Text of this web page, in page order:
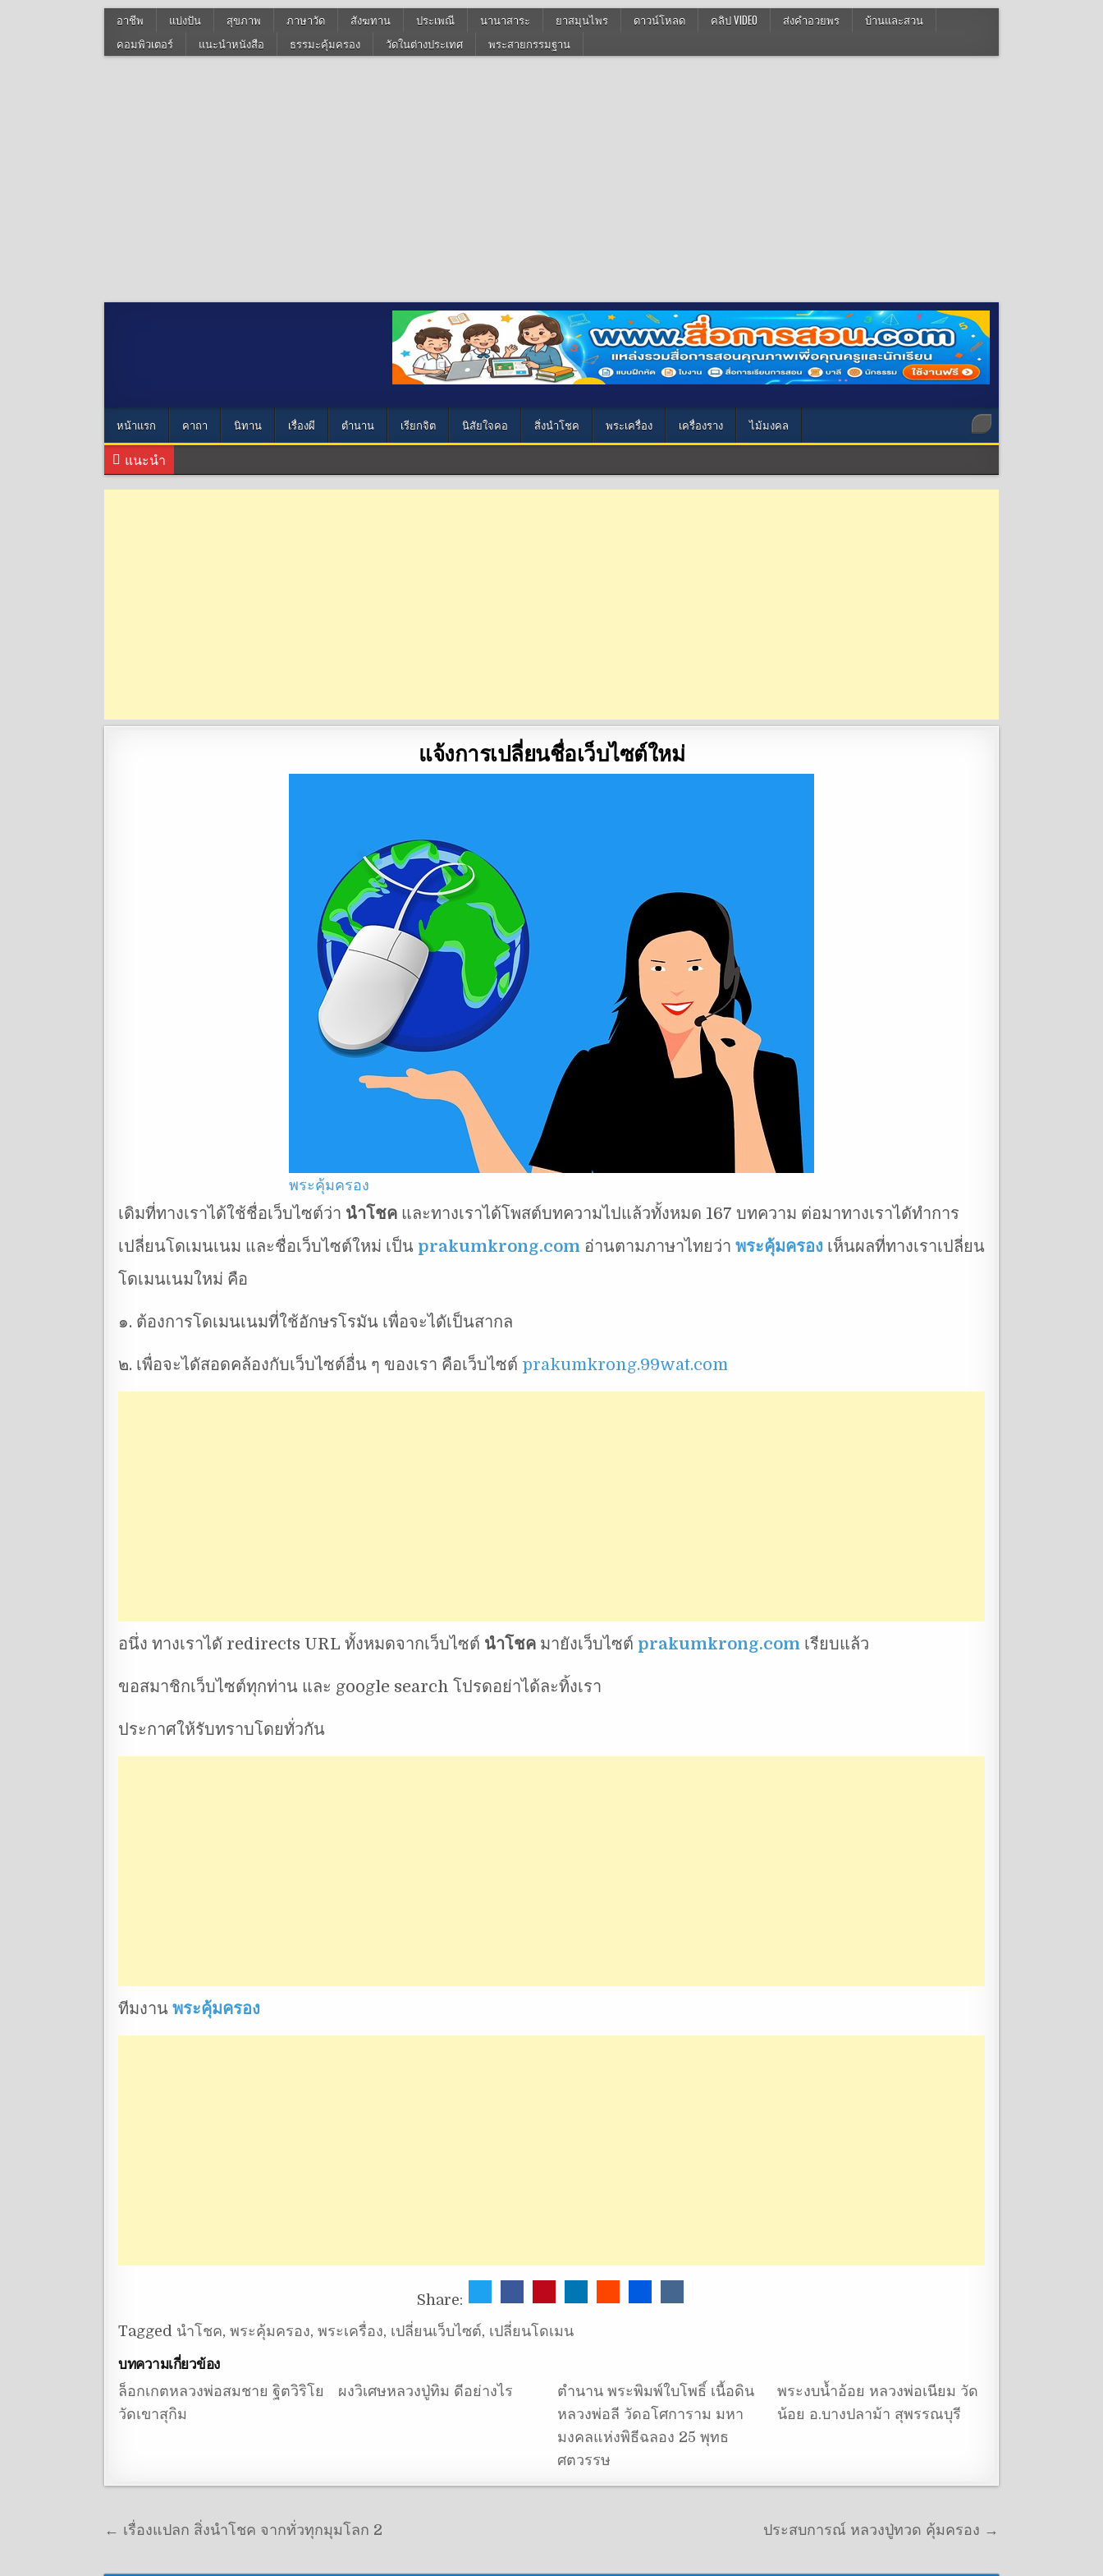
อาชีพ แบ่งปัน สุขภาพ ภาษาวัด สังฆทาน ประเพณี นานาสาระ ยาสมุนไพร ดาวน์โหลด คลิป VIDEO ส่งคำอวยพร
บ้านและสวน
คอมพิวเตอร์
แนะนำหนังสือ ธรรมะคุ้มครอง วัดในต่างประเทศ พระสายกรรมฐาน
หน้าแรก คาถา นิทาน เรื่องผี ตำนาน เรียกจิต นิสัยใจคอ สิ่งนำโชค พระเครื่อง เครื่องราง ไม้มงคล
แนะนำ
แจ้งการเปลี่ยนชื่อเว็บไซต์ใหม่
พระคุ้มครอง
เดิมที่ทางเราได้ใช้ชื่อเว็บไซต์ว่า นำโชค และทางเราได้โพสต์บทความไปแล้วทั้งหมด 167 บทความ ต่อมาทางเราไดัทำการ
เปลี่ยนโดเมนเนม และชื่อเว็บไซต์ใหม่ เป็น prakumkrong.com อ่านตามภาษาไทยว่า พระคุ้มครอง เห็นผลที่ทางเราเปลี่ยน
โดเมนเนมใหม่ คือ
๑. ต้องการโดเมนเนมที่ใช้อักษรโรมัน เพื่อจะไดัเป็นสากล
๒. เพื่อจะไดัสอดคล้องกับเว็บไซต์อื่น ๆ ของเรา คือเว็บไซต์ prakumkrong.99wat.com
อนึ่ง ทางเราไดั redirects URL ทั้งหมดจากเว็บไซต์ นำโชค มายังเว็บไซต์ prakumkrong.com เรียบแล้ว
ขอสมาชิกเว็บไซต์ทุกท่าน และ google search โปรดอย่าได้ละทิ้งเรา
ประกาศให้รับทราบโดยทั่วกัน
ทีมงาน พระคุ้มครอง
Share:
Tagged นำโชค, พระคุ้มครอง, พระเครื่อง, เปลี่ยนเว็บไซต์, เปลี่ยนโดเมน
บทความเกี่ยวข้อง
ล็อกเกตหลวงพ่อสมชาย ฐิตวิริโย
วัดเขาสุกิม
ผงวิเศษหลวงปู่ทิม ดีอย่างไร
ตำนาน พระพิมพ์ใบโพธิ์ เนื้อดิน
หลวงพ่อลี วัดอโศการาม มหา
มงคลแห่งพิธีฉลอง 25 พุทธ
ศตวรรษ
พระงบน้ำอ้อย หลวงพ่อเนียม วัด
น้อย อ.บางปลาม้า สุพรรณบุรี
แนะแนวเรื่อง
← เรื่องแปลก สิ่งนำโชค จากทั่วทุกมุมโลก 2 ประสบการณ์ หลวงปู่ทวด คุ้มครอง →